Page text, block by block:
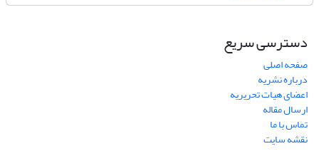
دسترسی سریع
صفحه اصلی
درباره نشریه
اعضای هیات تحریریه
ارسال مقاله
تماس با ما
نقشه سایت